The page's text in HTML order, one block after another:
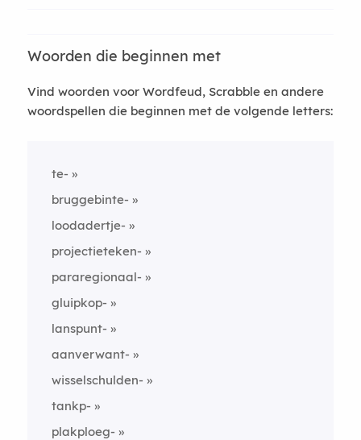
Woorden die beginnen met
Vind woorden voor Wordfeud, Scrabble en andere
woordspellen die beginnen met de volgende letters:
te-
bruggebinte-
loodadertje-
projectieteken-
pararegionaal-
gluipkop-
lanspunt-
aanverwant-
wisselschulden-
tankp-
plakploeg-